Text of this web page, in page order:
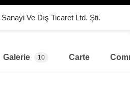
Galerie 10 Carte